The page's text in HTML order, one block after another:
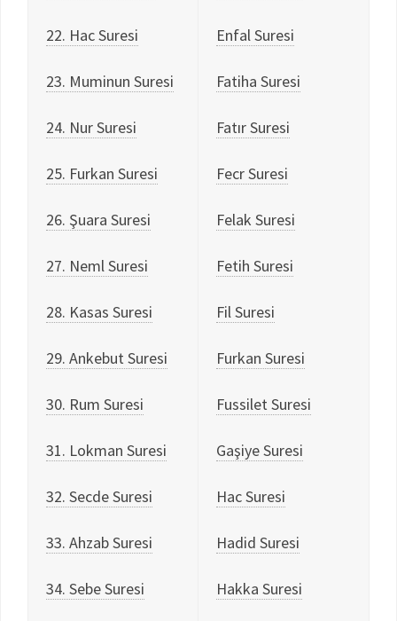
22. Hac Suresi
23. Muminun Suresi
24. Nur Suresi
25. Furkan Suresi
26. Şuara Suresi
27. Neml Suresi
28. Kasas Suresi
29. Ankebut Suresi
30. Rum Suresi
31. Lokman Suresi
32. Secde Suresi
33. Ahzab Suresi
34. Sebe Suresi
Enfal Suresi
Fatiha Suresi
Fatır Suresi
Fecr Suresi
Felak Suresi
Fetih Suresi
Fil Suresi
Furkan Suresi
Fussilet Suresi
Gaşiye Suresi
Hac Suresi
Hadid Suresi
Hakka Suresi